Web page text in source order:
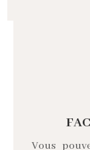
Vous